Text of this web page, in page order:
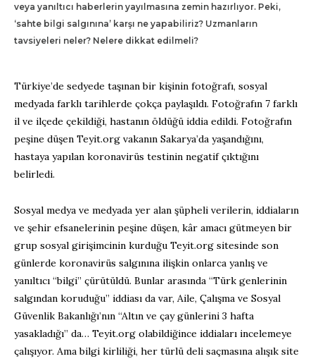
veya yanıltıcı haberlerin yayılmasına zemin hazırlıyor. Peki,
‘sahte bilgi salgınına’ karşı ne yapabiliriz? Uzmanların
tavsiyeleri neler? Nelere dikkat edilmeli?
Türkiye’de sedyede taşınan bir kişinin fotoğrafı, sosyal
medyada farklı tarihlerde çokça paylaşıldı. Fotoğrafın 7 farklı
il ve ilçede çekildiği, hastanın öldüğü iddia edildi. Fotoğrafın
peşine düşen Teyit.org vakanın Sakarya’da yaşandığını,
hastaya yapılan koronavirüs testinin negatif çıktığını
belirledi.
Sosyal medya ve medyada yer alan şüpheli verilerin, iddiaların
ve şehir efsanelerinin peşine düşen, kâr amacı gütmeyen bir
grup sosyal girişimcinin kurduğu Teyit.org sitesinde son
günlerde koronavirüs salgınına ilişkin onlarca yanlış ve
yanıltıcı “bilgi” çürütüldü. Bunlar arasında “Türk genlerinin
salgından koruduğu” iddiası da var, Aile, Çalışma ve Sosyal
Güvenlik Bakanlığı’nın “Altın ve çay günlerini 3 hafta
yasakladığı” da… Teyit.org olabildiğince iddiaları incelemeye
çalışıyor. Ama bilgi kirliliği, her türlü deli saçmasına alışık site